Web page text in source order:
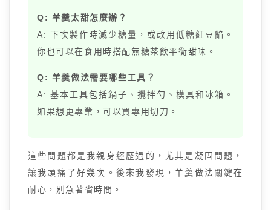
Q: 羊羹太甜怎麼辦？
A: 下次製作時減少糖量，或改用低糖紅豆餡。
你也可以在食用時搭配無糖茶飲平衡甜味。
Q: 羊羹做法需要哪些工具？
A: 基本工具包括鍋子、攪拌勺、模具和冰箱。
如果想更專業，可以買專用切刀。
這些問題都是我親身經歷過的，尤其是凝固問題，
讓我頭痛了好幾次。後來我發現，羊羹做法關鍵在
耐心，別急著省時間。